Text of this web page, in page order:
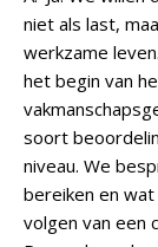
niet als last,
werkzame
het begin van
soort
niveau. We
bereiken en
volgen van een